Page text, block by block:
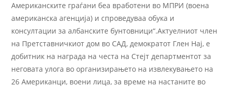
Американските граѓани беа вработени во МПРИ (воена
американска агенција) и спроведуваа обука и
консултации за албанските бунтовници“.Aктуелниот член
на Претставничкиот дом во САД, демократот Глен Нај, е
добитник на награда на честа на Стејт департментот за
неговата улога во организирањето на извлекувањето на
26 Американци, воени лица, за време на настаните во